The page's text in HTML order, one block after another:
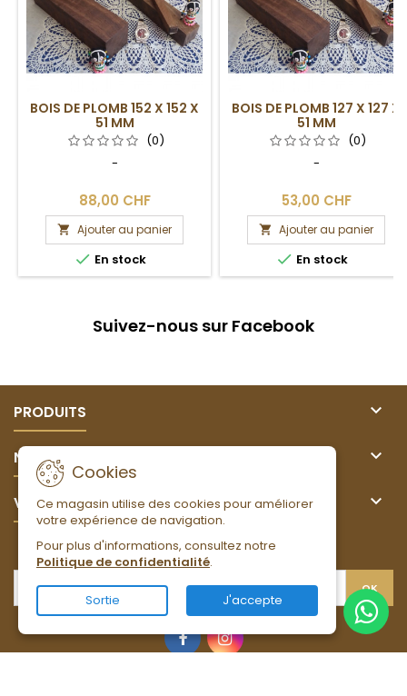
BOIS DE PLOMB 152 X 152 X
51 MM
(0)
-
88,00 CHF
 Ajouter au panier
 En stock
BOIS DE PLOMB 127 X 127 X
51 MM
(0)
-
53,00 CHF
 Ajouter au panier
 En stock
Suivez-nous sur Facebook
PRODUITS 
NOTRE SOCIÉTÉ 
VOTRE COMPTE 
Cookies
Ce magasin utilise des cookies pour améliorer
votre expérience de navigation.
Pour plus d'informations, consultez notre
Politique de confidentialité.
Sortie J'accepte
LETTRE D'INFORMATIONS
FacebookInstagram